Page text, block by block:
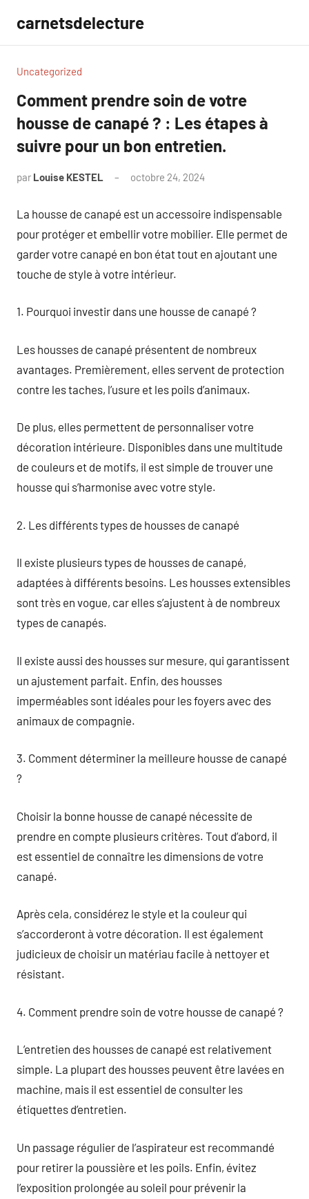
contenu
carnetsdelecture
Uncategorized
Comment prendre soin de votre
housse de canapé ? : Les étapes à
suivre pour un bon entretien.
par Louise KESTEL octobre 24, 2024
La housse de canapé est un accessoire indispensable
pour protéger et embellir votre mobilier. Elle permet de
garder votre canapé en bon état tout en ajoutant une
touche de style à votre intérieur.
1. Pourquoi investir dans une housse de canapé ?
Les housses de canapé présentent de nombreux
avantages. Premièrement, elles servent de protection
contre les taches, l’usure et les poils d’animaux.
De plus, elles permettent de personnaliser votre
décoration intérieure. Disponibles dans une multitude
de couleurs et de motifs, il est simple de trouver une
housse qui s’harmonise avec votre style.
2. Les différents types de housses de canapé
Il existe plusieurs types de housses de canapé,
adaptées à différents besoins. Les housses extensibles
sont très en vogue, car elles s’ajustent à de nombreux
types de canapés.
Il existe aussi des housses sur mesure, qui garantissent
un ajustement parfait. Enfin, des housses
imperméables sont idéales pour les foyers avec des
animaux de compagnie.
3. Comment déterminer la meilleure housse de canapé
?
Choisir la bonne housse de canapé nécessite de
prendre en compte plusieurs critères. Tout d’abord, il
est essentiel de connaître les dimensions de votre
canapé.
Après cela, considérez le style et la couleur qui
s’accorderont à votre décoration. Il est également
judicieux de choisir un matériau facile à nettoyer et
résistant.
4. Comment prendre soin de votre housse de canapé ?
L’entretien des housses de canapé est relativement
simple. La plupart des housses peuvent être lavées en
machine, mais il est essentiel de consulter les
étiquettes d’entretien.
Un passage régulier de l’aspirateur est recommandé
pour retirer la poussière et les poils. Enfin, évitez
l’exposition prolongée au soleil pour prévenir la